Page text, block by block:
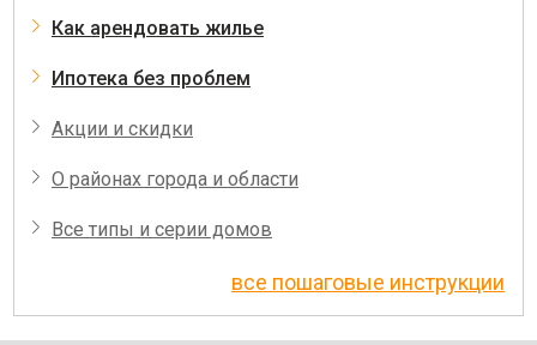
Как арендовать жилье
Ипотека без проблем
Акции и скидки
О районах города и области
Все типы и серии домов
все пошаговые инструкции